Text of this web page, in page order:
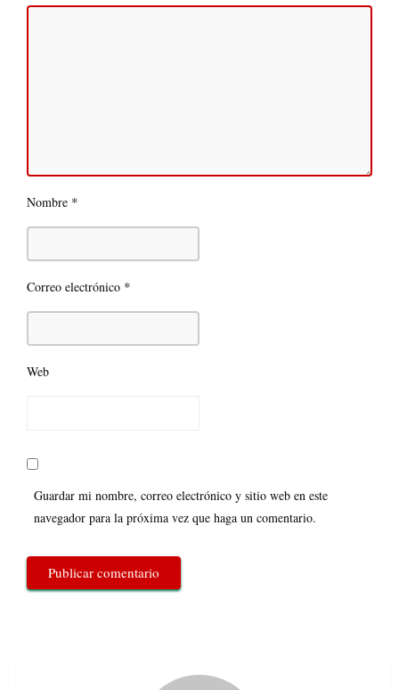
Nombre *
Correo electrónico *
Web
Guardar mi nombre, correo electrónico y sitio web en este
navegador para la próxima vez que haga un comentario.